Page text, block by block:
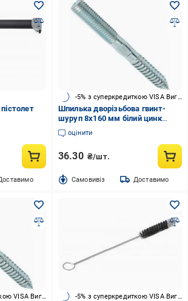
Шпилька дворізьбова гвинт-
шуруп 8x160 мм білий цинк
Friulsider
оцінити
36.30 ₴/шт.
Cамовивіз Доставимо
-5% з суперкредиткою VISA Вигода